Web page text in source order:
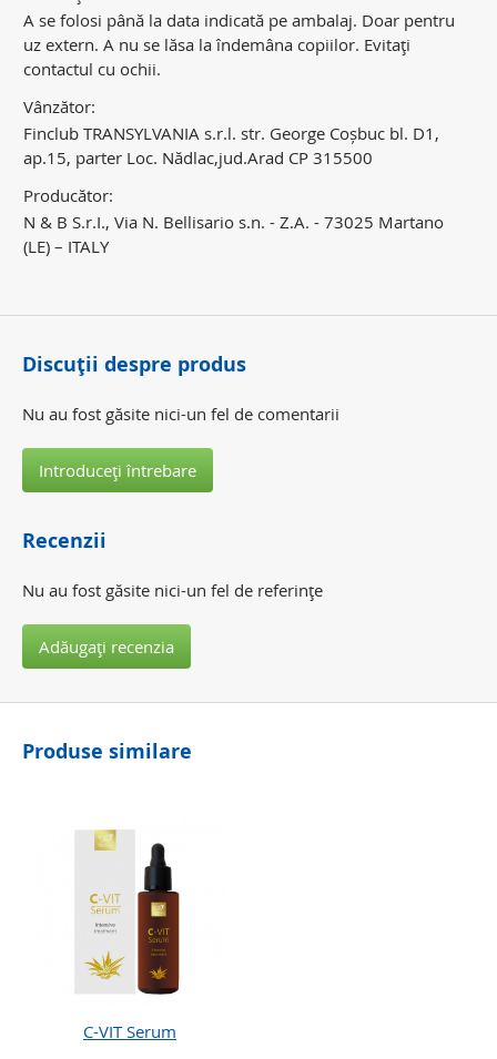
A se folosi până la data indicată pe ambalaj. Doar pentru
uz extern. A nu se lăsa la îndemâna copiilor. Evitaţi
contactul cu ochii.
Vânzător:
Finclub TRANSYLVANIA s.r.l. str. George Coșbuc bl. D1,
ap.15, parter Loc. Nădlac,jud.Arad CP 315500
Producător:
N & B S.r.I., Via N. Bellisario s.n. - Z.A. - 73025 Martano
(LE) – ITALY
Discuţii despre produs
Nu au fost găsite nici-un fel de comentarii
Introduceţi întrebare
Recenzii
Nu au fost găsite nici-un fel de referinţe
Adăugaţi recenzia
Produse similare
C-VIT Serum